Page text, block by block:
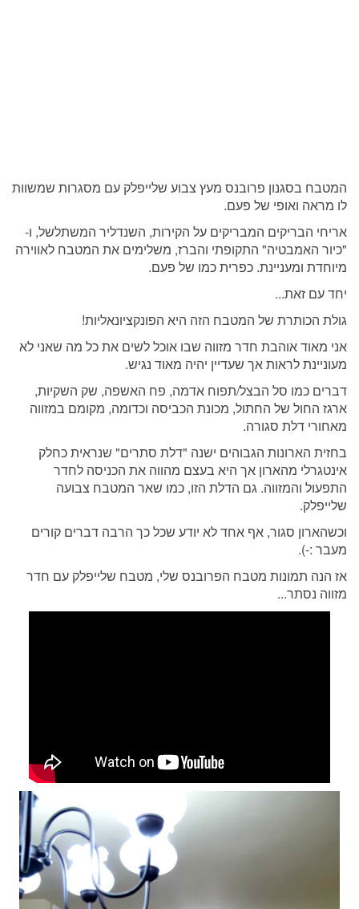
המטבח בסגנון פרובנס מעץ צבוע שלייפלק עם מסגרות שמשוות
לו מראה ואופי של פעם.
אריחי הבריקים המבריקים על הקירות, השנדליר המשתלשל, ו-
"כיור האמבטיה" התקופתי והברז, משלימים את המטבח לאווירה
מיוחדת ומעניינת. כפרית כמו של פעם.
יחד עם זאת...
גולת הכותרת של המטבח הזה היא הפונקציונאליות!
אני מאוד אוהבת חדר מזווה שבו אוכל לשים את כל מה שאני לא
מעוניינת לראות אך שעדיין יהיה מאוד נגיש.
דברים כמו סל הבצל/תפוח אדמה, פח האשפה, שק השקיות,
ארגז החול של החתול, מכונת הכביסה וכדומה, מקומם במזווה
מאחורי דלת סגורה.
בחזית הארונות הגבוהים ישנה "דלת סתרים" שנראית כחלק
אינטגרלי מהארון אך היא בעצם מהווה את הכניסה לחדר
התפעול והמזווה. גם הדלת הזו, כמו שאר המטבח צבועה
שלייפלק.
וכשהארון סגור, אף אחד לא יודע שכל כך הרבה דברים קורים
מעבר :-).
אז הנה תמונות מטבח הפרובנס שלי, מטבח שלייפלק עם חדר
מזווה נסתר...